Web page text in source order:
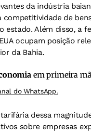
da indústria
competitividade de
estado. Além disso, a
ocupam posição
da Bahia.
em primeira
do WhatsApp.
tarifária dessa
sobre empresas